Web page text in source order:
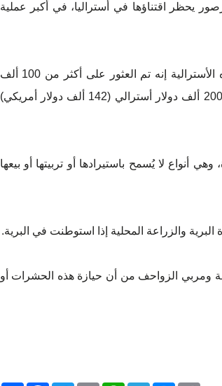
الأسترالية أكثر من 100 ألف صرصور يحظر اقتناؤها في أستراليا، في أكبر عملية
وقالت وزارة التغير المناخي والطاقة والبيئة والمياه الأسترالية إنه تم العثور على أكثر من 100 ألف
صرصور حي من فصائل غير محلية وتقدر قيمتها بـ 200 ألف دولار أسترالي (142 ألف دولار أمريكي)
أنواع لا يُسمح باستيرادها أو تربيتها أو بيعها
والزراعة المحلية إذا استوطنت في البرية.
ومربي الزواحف من أن حيازة هذه الحشرات أو